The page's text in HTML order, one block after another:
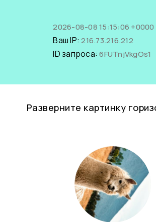
2026-08-08 15:15:06 +0000
Ваш IP:216.73.216.212
ID запроса:6FUTnjVkgOs1
Разверните картинку